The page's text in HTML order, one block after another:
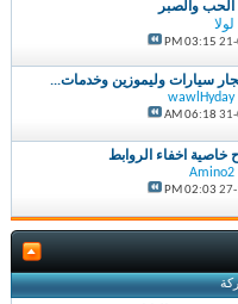
والصبر
03:15 PM
سيارات وليموزين وخدمات...
06:18 AM
اخفاء الروابط
02:03 PM